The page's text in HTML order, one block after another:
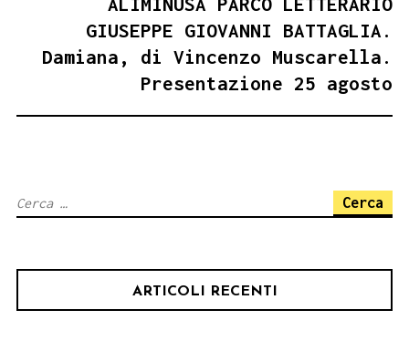
GIUSEPPE GIOVANNI BATTAGLIA.
Damiana, di Vincenzo Muscarella.
Presentazione 25 agosto
Ricerca
ARTICOLI RECENTI